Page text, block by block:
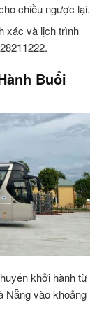
chiều ngược lại.
xác và lịch trình
Buổi
khởi hành từ
Nẵng vào khoảng